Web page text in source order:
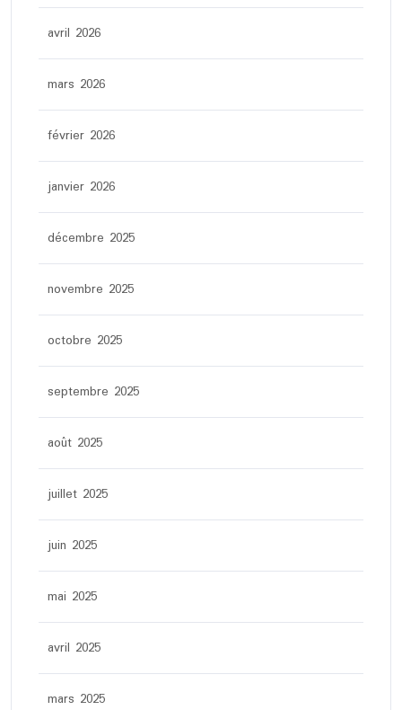
avril 2026
mars 2026
février 2026
janvier 2026
décembre 2025
novembre 2025
octobre 2025
septembre 2025
août 2025
juillet 2025
juin 2025
mai 2025
avril 2025
mars 2025